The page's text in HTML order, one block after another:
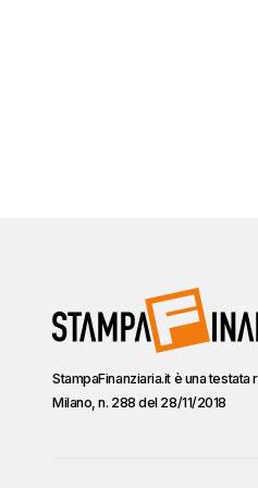
StampaFinanziaria.it è una
Milano, n. 288 del 28/11/2018